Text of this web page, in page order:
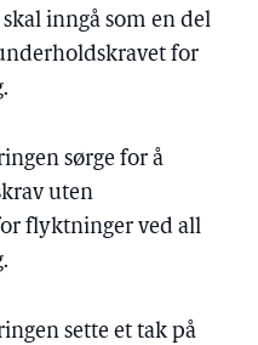
inngå som en del
for
sørge for å
uten
flyktninger ved all
sette et tak på